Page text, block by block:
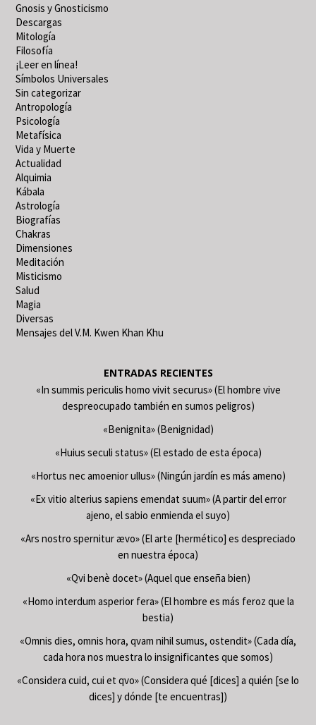
Gnosis y Gnosticismo
Descargas
Mitología
Filosofía
¡Leer en línea!
Símbolos Universales
Sin categorizar
Antropología
Psicología
Metafísica
Vida y Muerte
Actualidad
Alquimia
Kábala
Astrología
Biografías
Chakras
Dimensiones
Meditación
Misticismo
Salud
Magia
Diversas
Mensajes del V.M. Kwen Khan Khu
ENTRADAS RECIENTES
«In summis periculis homo vivit securus» (El hombre vive
despreocupado también en sumos peligros)
«Benignita» (Benignidad)
«Huius seculi status» (El estado de esta época)
«Hortus nec amoenior ullus» (Ningún jardín es más ameno)
«Ex vitio alterius sapiens emendat suum» (A partir del error
ajeno, el sabio enmienda el suyo)
«Ars nostro spernitur ævo» (El arte [hermético] es despreciado
en nuestra época)
«Qvi benè docet» (Aquel que enseña bien)
«Homo interdum asperior fera» (El hombre es más feroz que la
bestia)
«Omnis dies, omnis hora, qvam nihil sumus, ostendit» (Cada día,
cada hora nos muestra lo insignificantes que somos)
«Considera cuid, cui et qvo» (Considera qué [dices] a quién [se lo
dices] y dónde [te encuentras])